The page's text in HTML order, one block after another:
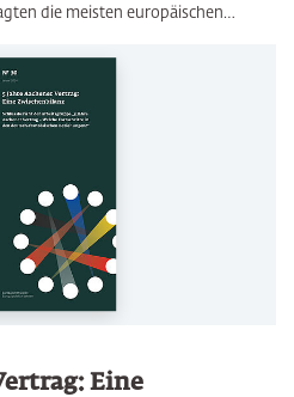
die meisten europäischen…
Eine